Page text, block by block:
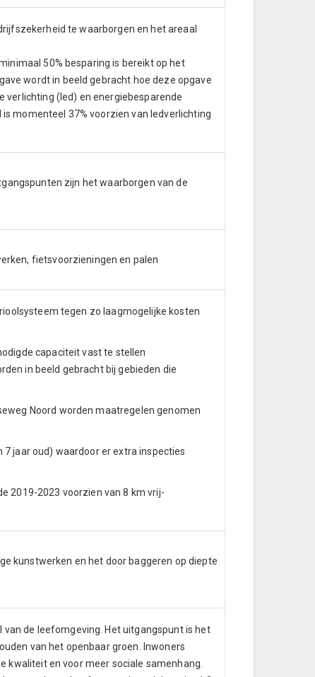
te waarborgen en het areaal
50% besparing is bereikt op het
wordt in beeld gebracht hoe deze opgave
verlichting (led) en energiebesparende
momenteel 37% voorzien van ledverlichting
zijn het waarborgen van de
fietsvoorzieningen en palen
tegen zo laagmogelijke kosten
capaciteit vast te stellen
in beeld gebracht bij gebieden die
Noord worden maatregelen genomen
7 jaar oud) waardoor er extra inspecties
2019-2023 voorzien van 8 km vrij-
kunstwerken en het door baggeren op diepte
de leefomgeving. Het uitgangspunt is het
van het openbaar groen. Inwoners
kwaliteit en voor meer sociale samenhang.